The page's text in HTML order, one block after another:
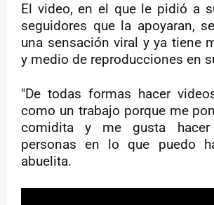
El video, en el que le pidió a
seguidores que la apoyaran,
una sensación viral y ya tiene
y medio de reproducciones en
"De todas formas hacer
como un trabajo porque me
comidita y me gusta
personas en lo que puedo
abuelita.